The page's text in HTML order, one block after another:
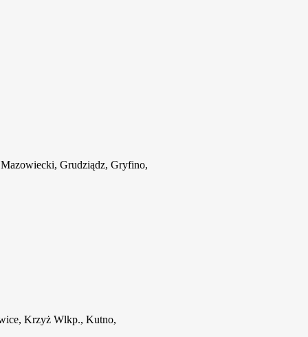
Grudziądz, Gryfino,
Krzyż Wlkp., Kutno,